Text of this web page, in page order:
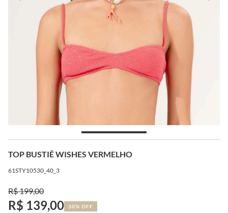
TOP BUSTIÊ WISHES VERMELHO
61STY10530_40_3
R$ 199,00
R$ 139,00 30% OFF